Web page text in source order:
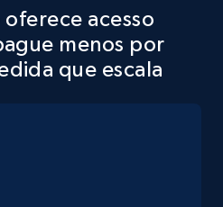
Comece grátis
- Collect
data by place id
acesso
menos por
que escala